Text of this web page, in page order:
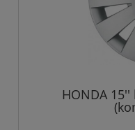
HONDA